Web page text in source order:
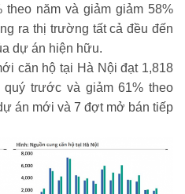
theo năm và giảm giảm 58%
ra thị trường tất cả đều đến
dự án hiện hữu.
căn hộ tại Hà Nội đạt 1,818
trước và giảm 61% theo
án mới và 7 đợt mở bán tiếp